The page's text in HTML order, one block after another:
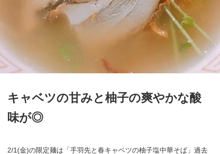
キャベツの甘みと柚子の爽やかな酸
味が◎
2/1(金)の限定麺は「手羽先と春キャベツの柚子塩中華そば」過去